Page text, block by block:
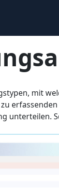
mit
unterteilen.